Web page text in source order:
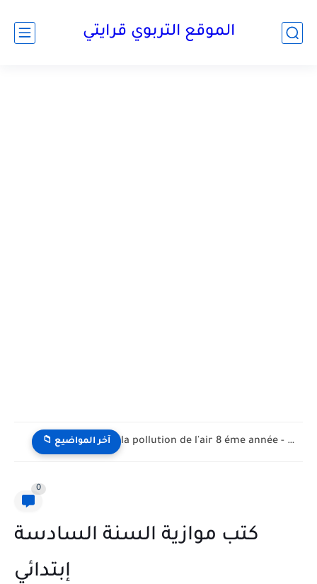
الموقع التربوي قرايتي
📁 آخر المواضيع la pollution de l'air 8 éme année - تلوث الهواء...
0
كتب موازية السنة السادسة
إبتدائي